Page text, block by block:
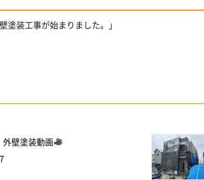
塗装工事が始まりました。」
壁塗装動画